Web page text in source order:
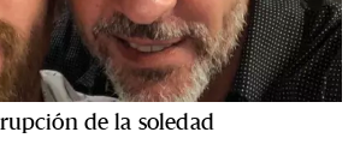
de la soledad